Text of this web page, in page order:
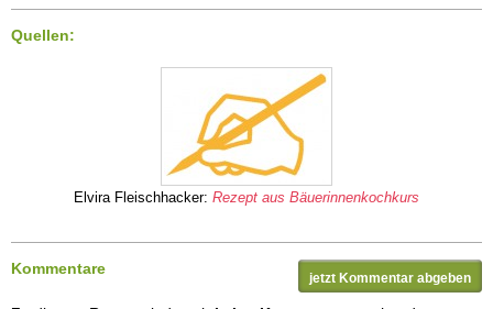
Quellen:
Elvira Fleischhacker: Rezept aus Bäuerinnenkochkurs
jetzt Kommentar abgeben
Kommentare